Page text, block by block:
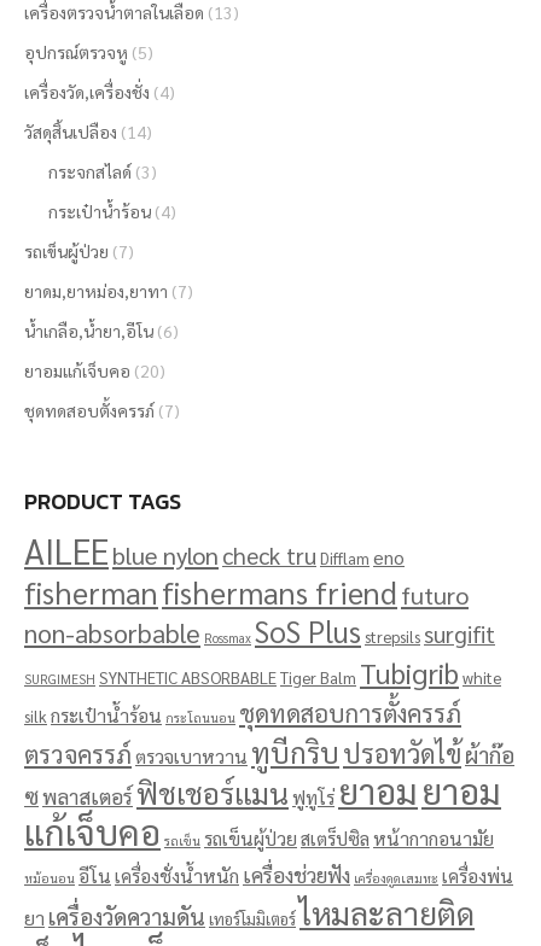
เครื่องตรวจน้ำตาลในเลือด (13)
อุปกรณ์ตรวจหู (5)
เครื่องวัด,เครื่องชั่ง (4)
วัสดุสิ้นเปลือง (14)
กระจกสไลด์ (3)
กระเป๋าน้ำร้อน (4)
รถเข็นผู้ป่วย (7)
ยาดม,ยาหม่อง,ยาทา (7)
น้ำเกลือ,น้ำยา,อีโน (6)
ยาอมแก้เจ็บคอ (20)
ชุดทดสอบตั้งครรภ์ (7)
PRODUCT TAGS
AILEEblue nylon check tru Difflam eno
fishermanfishermans friend futuro
non-absorbable Rossmax SoS Plus strepsils surgifit
SURGIMESH SYNTHETIC ABSORBABLETiger Balm Tubigrib white
silk กระเป๋าน้ำร้อน กระโถนนอน ชุดทดสอบการตั้งครรภ์
ตรวจครรภ์ตรวจเบาหวาน ทูบีกริบ ปรอทวัดไข้ผ้าก๊อ
ซพลาสเตอร์ฟิชเชอร์แมนฟูทูโร่ ยาอมยาอม
แก้เจ็บคอ รถเข็น รถเข็นผู้ป่วยสเตร็ปซิลหน้ากากอนามัย
หม้อนอน อีโนเครื่องชั่งน้ำหนัก เครื่องช่วยฟัง เครื่องดูดเสมหะ เครื่องพ่น
ยา เครื่องวัดความดัน เทอร์โมมิเตอร์ไหมละลายติด